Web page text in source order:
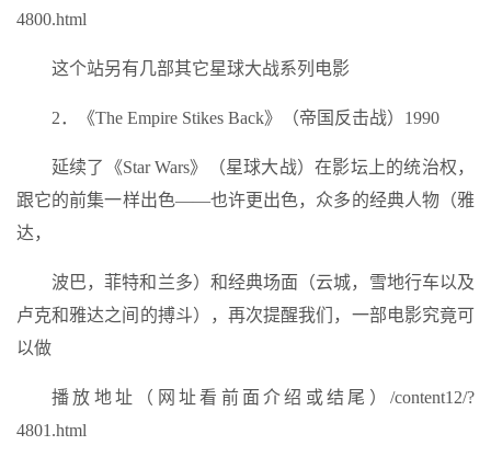
4800.html
这个站另有几部其它星球大战系列电影
2．《The Empire Stikes Back》（帝国反击战）1990
延续了《Star Wars》（星球大战）在影坛上的统治权，
跟它的前集一样出色——也许更出色，众多的经典人物（雅
达，
波巴，菲特和兰多）和经典场面（云城，雪地行车以及
卢克和雅达之间的搏斗），再次提醒我们，一部电影究竟可
以做
播放地址（网址看前面介绍或结尾）/content12/?
4801.html